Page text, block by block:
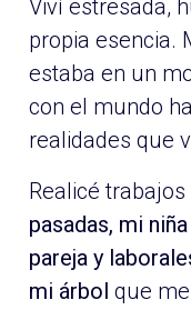
Viví estresada,
propia esencia.
estaba en un
con el mundo
realidades que
Realicé
pasadas, mi
pareja y
mi árbol que